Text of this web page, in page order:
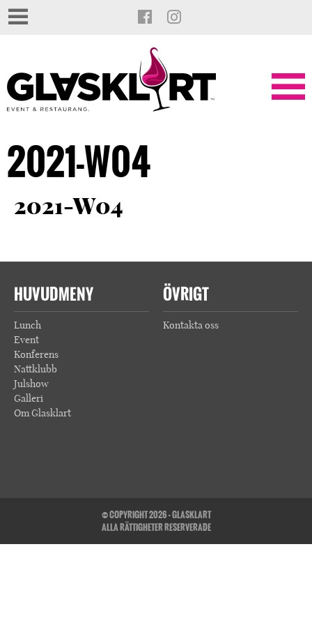
2021-W04
2021-W04
HUVUDMENY
Lunch
Event
Konferens
Nattklubb
Julshow
Galleri
Om Glasklart
ÖVRIGT
Kontakta oss
© COPYRIGHT 2026 - GLASKLART
ALLA RÄTTIGHETER RESERVERADE